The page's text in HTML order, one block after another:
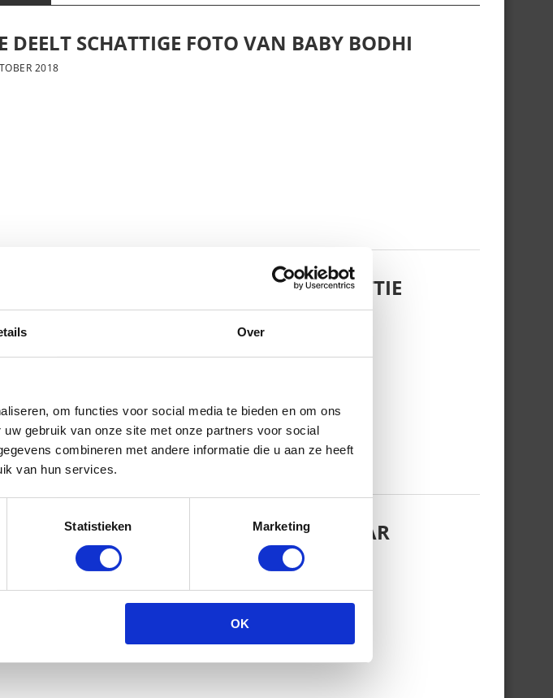
Over
om functies voor social media te bieden en om ons
gebruik van onze site met onze partners voor social
combineren met andere informatie die u aan ze heeft
van hun services.
Statistieken Marketing
OK
DEELT SCHATTIGE FOTO VAN BABY BODHI
2018
MET DOCHTERTJE SCOTTIE
2018
PRACHTIGE GEZINSFOTO MET HAAR